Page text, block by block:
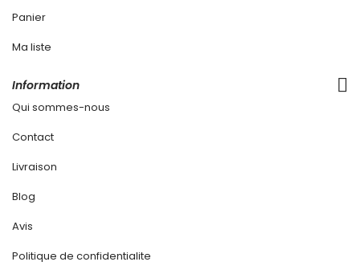
Panier
Ma liste
Information
Qui sommes-nous
Contact
Livraison
Blog
Avis
Politique de confidentialite